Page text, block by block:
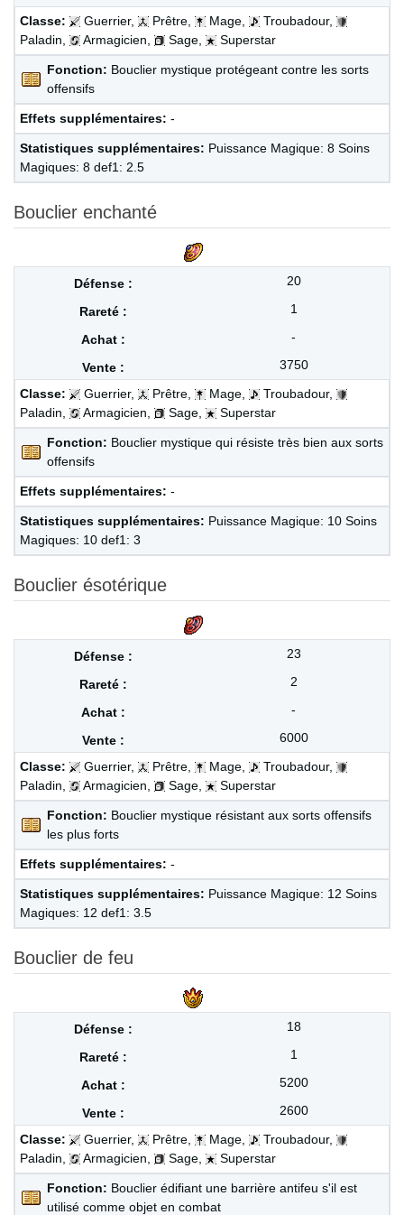
Classe:
Guerrier, Prêtre, Mage,
Troubadour,
Paladin,
Armagicien, Sage, Superstar
Fonction: Bouclier mystique protégeant contre les sorts
offensifs
Effets supplémentaires: -
Statistiques supplémentaires: Puissance Magique: 8 Soins
Magiques: 8 def1: 2.5
Bouclier enchanté
20
1
-
3750
Classe:
Guerrier, Prêtre, Mage,
Troubadour,
Paladin,
Armagicien, Sage, Superstar
Fonction: Bouclier mystique qui résiste très bien aux sorts
offensifs
Effets supplémentaires: -
Statistiques supplémentaires: Puissance Magique: 10 Soins
Magiques: 10 def1: 3
Bouclier ésotérique
23
2
-
6000
Classe:
Guerrier, Prêtre, Mage,
Troubadour,
Paladin,
Armagicien, Sage, Superstar
Fonction: Bouclier mystique résistant aux sorts offensifs
les plus forts
Effets supplémentaires: -
Statistiques supplémentaires: Puissance Magique: 12 Soins
Magiques: 12 def1: 3.5
Bouclier de feu
18
1
5200
2600
Classe:
Guerrier, Prêtre, Mage,
Troubadour,
Paladin,
Armagicien, Sage, Superstar
Fonction: Bouclier édifiant une barrière antifeu s'il est
utilisé comme objet en combat